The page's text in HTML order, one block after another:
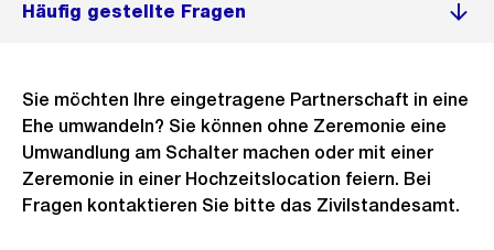
Häufig gestellte Fragen
Sie möchten Ihre eingetragene Partnerschaft in eine
Ehe umwandeln? Sie können ohne Zeremonie eine
Umwandlung am Schalter machen oder mit einer
Zeremonie in einer Hochzeitslocation feiern. Bei
Fragen kontaktieren Sie bitte das Zivilstandesamt.